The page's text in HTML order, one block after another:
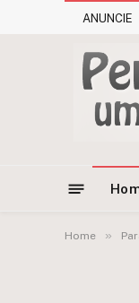
ANUNCIE
Home »